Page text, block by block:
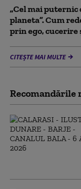
„Cel mai puternic
planeta”. Cum
prin ego, cucerire
CITEȘTE MAI MULTE
Recomandările